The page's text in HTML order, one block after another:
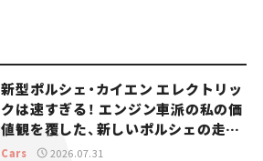
新型ポルシェ・カイエン エレクトリッ
クは速すぎる！ エンジン車派の私の価
値観を覆した、新しいポルシェの走
り。
Cars 2026.07.31